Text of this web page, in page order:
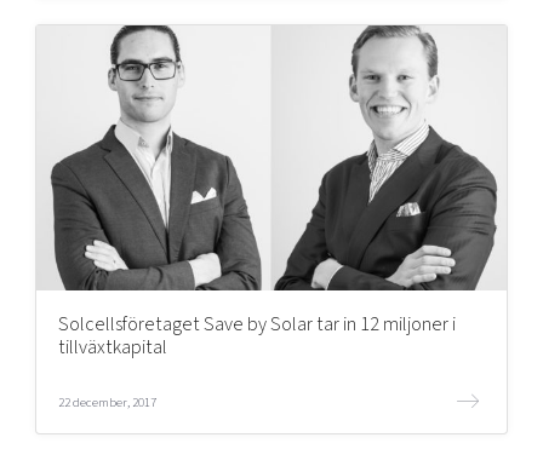
Ansök till Swedish Scaleups
Så finansieras Swedish Scaleups
Solcellsföretaget Save by Solar tar in 12 miljoner i
tillväxtkapital
22 december, 2017